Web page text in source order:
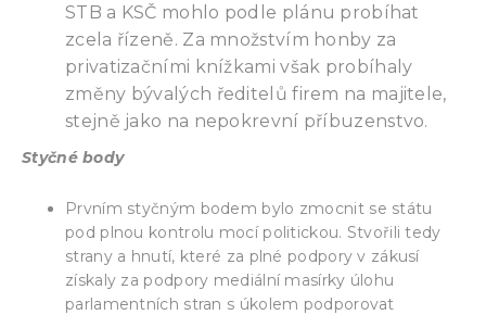
STB a KSČ mohlo podle plánu probíhat
zcela řízeně. Za množstvím honby za
privatizačními knížkami však probíhaly
změny bývalých ředitelů firem na majitele,
stejně jako na nepokrevní příbuzenstvo.
Styčné body
Prvním styčným bodem bylo zmocnit se státu
pod plnou kontrolu mocí politickou. Stvořili tedy
strany a hnutí, které za plné podpory v zákusí
získaly za podpory mediální masírky úlohu
parlamentních stran s úkolem podporovat